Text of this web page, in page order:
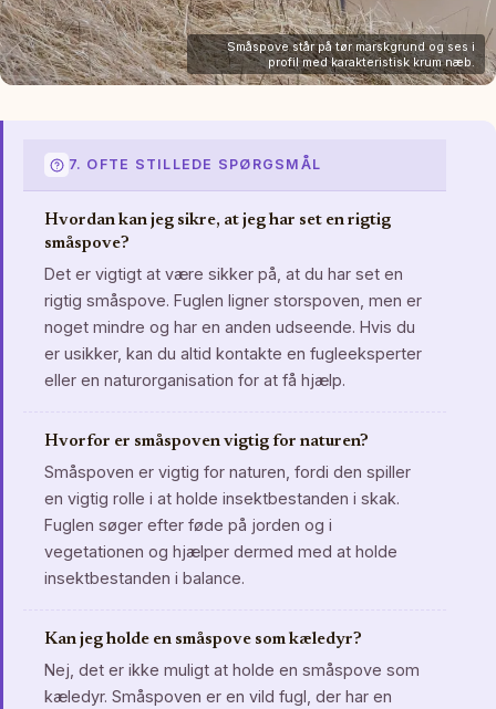
Småspove står på tør marskgrund og ses i
profil med karakteristisk krum næb.
7. OFTE STILLEDE SPØRGSMÅL
Hvordan kan jeg sikre, at jeg har set en rigtig
småspove?
Det er vigtigt at være sikker på, at du har set en
rigtig småspove. Fuglen ligner storspoven, men er
noget mindre og har en anden udseende. Hvis du
er usikker, kan du altid kontakte en fugleeksperter
eller en naturorganisation for at få hjælp.
Hvorfor er småspoven vigtig for naturen?
Småspoven er vigtig for naturen, fordi den spiller
en vigtig rolle i at holde insektbestanden i skak.
Fuglen søger efter føde på jorden og i
vegetationen og hjælper dermed med at holde
insektbestanden i balance.
Kan jeg holde en småspove som kæledyr?
Nej, det er ikke muligt at holde en småspove som
kæledyr. Småspoven er en vild fugl, der har en